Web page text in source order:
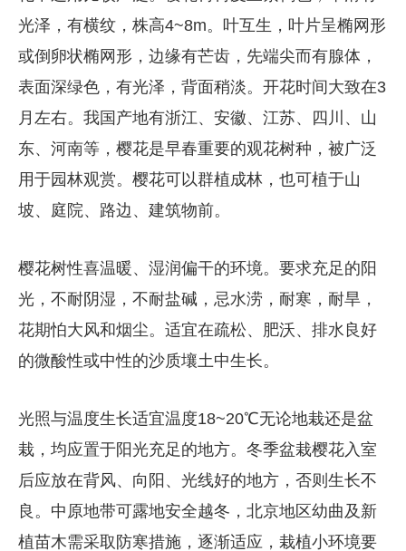
光泽，有横纹，株高4~8m。叶互生，叶片呈椭网形
或倒卵状椭网形，边缘有芒齿，先端尖而有腺体，
表面深绿色，有光泽，背面稍淡。开花时间大致在3
月左右。我国产地有浙江、安徽、江苏、四川、山
东、河南等，樱花是早春重要的观花树种，被广泛
用于园林观赏。樱花可以群植成林，也可植于山
坡、庭院、路边、建筑物前。
樱花树性喜温暖、湿润偏干的环境。要求充足的阳
光，不耐阴湿，不耐盐碱，忌水涝，耐寒，耐旱，
花期怕大风和烟尘。适宜在疏松、肥沃、排水良好
的微酸性或中性的沙质壤土中生长。
光照与温度生长适宜温度18~20℃无论地栽还是盆
栽，均应置于阳光充足的地方。冬季盆栽樱花入室
后应放在背风、向阳、光线好的地方，否则生长不
良。中原地带可露地安全越冬，北京地区幼曲及新
植苗木需采取防寒措施，逐渐适应，栽植小环境要